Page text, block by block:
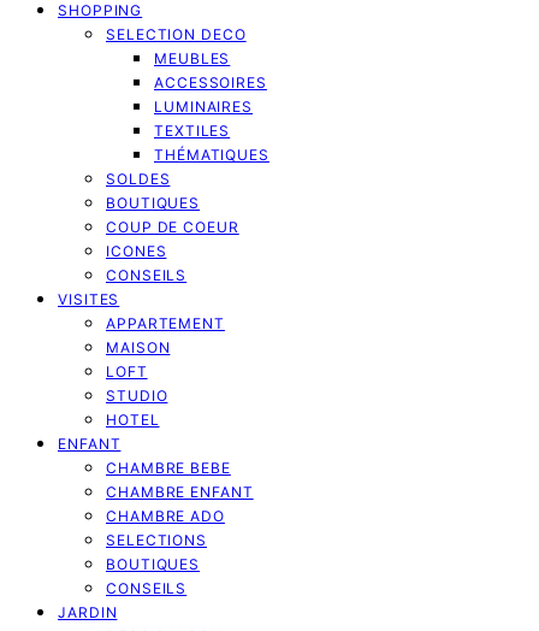
SHOPPING
SELECTION DECO
MEUBLES
ACCESSOIRES
LUMINAIRES
TEXTILES
THÉMATIQUES
SOLDES
BOUTIQUES
COUP DE COEUR
ICONES
CONSEILS
VISITES
APPARTEMENT
MAISON
LOFT
STUDIO
HOTEL
ENFANT
CHAMBRE BEBE
CHAMBRE ENFANT
CHAMBRE ADO
SELECTIONS
BOUTIQUES
CONSEILS
JARDIN